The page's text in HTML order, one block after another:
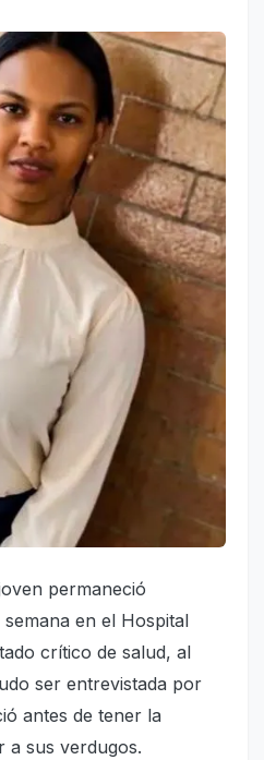
permaneció
en el Hospital
crítico de salud, al
ser entrevistada por
antes de tener la
a sus verdugos.